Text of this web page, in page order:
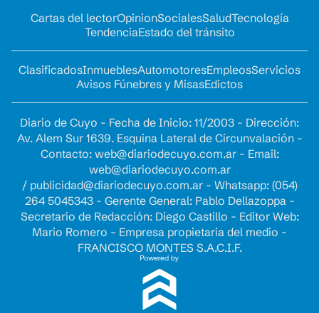
Cartas del lectorOpinionSocialesSaludTecnología
TendenciaEstado del tránsito
ClasificadosInmueblesAutomotoresEmpleosServicios
Avisos Fúnebres y MisasEdictos
Diario de Cuyo - Fecha de Inicio: 11/2003 - Dirección:
Av. Alem Sur 1639. Esquina Lateral de Circunvalación -
Contacto: web@diariodecuyo.com.ar- Email:
web@diariodecuyo.com.ar
/ publicidad@diariodecuyo.com.ar- Whatsapp: (054)
264 5045343 - Gerente General: Pablo Dellazoppa -
Secretario de Redacción: Diego Castillo - Editor Web:
Mario Romero - Empresa propietaria del medio -
FRANCISCO MONTES S.A.C.I.F.